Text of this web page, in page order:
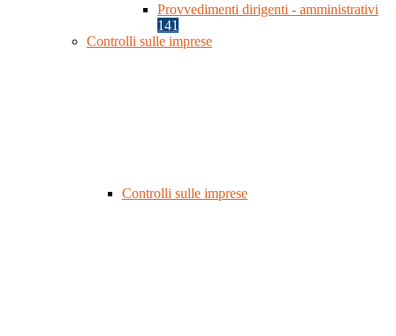
Provvedimenti dirigenti - amministrativi
141
Controlli sulle imprese
Controlli sulle imprese